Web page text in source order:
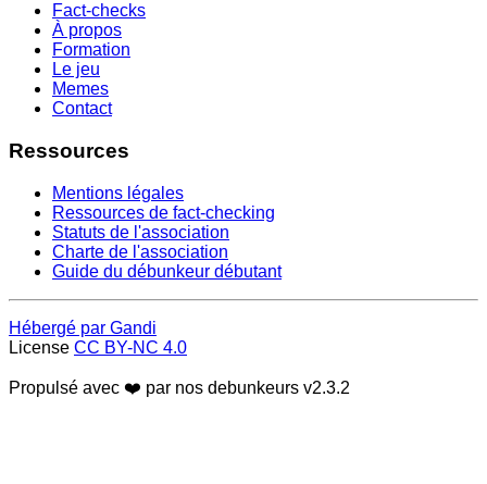
Fact-checks
À propos
Formation
Le jeu
Memes
Contact
Ressources
Mentions légales
Ressources de fact-checking
Statuts de l'association
Charte de l'association
Guide du débunkeur débutant
Hébergé par Gandi
License CC BY-NC 4.0
Propulsé avec ❤️ par nos debunkeurs v2.3.2